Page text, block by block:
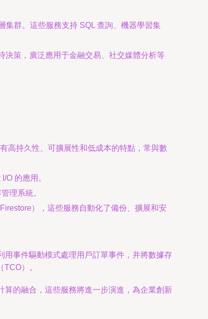
集群。這些服務支持 SQL 查詢、機器學習集
決策，廣泛應用于金融交易、社交媒體分析等
高持久性、可擴展性和低成本的特點，常與數
O 的應用。
理系統。
），這些服務自動化了備份、擴展和安
事件驅動模式處理用戶訂單事件，并將數據存
）。
的融合，這些服務將進一步演進，為企業創新